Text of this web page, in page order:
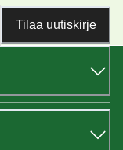
Tilaa uutiskirje